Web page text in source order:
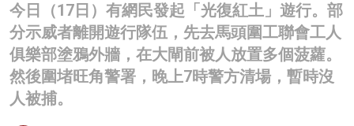
科技
影片
名家榜
今日（17日）有網民發起「光復紅土」遊行。部
分示威者離開遊行隊伍，先去馬頭圍工聯會工人
俱樂部塗鴉外牆，在大閘前被人放置多個菠蘿。
然後圍堵旺角警署，晚上7時警方清場，暫時沒
人被捕。